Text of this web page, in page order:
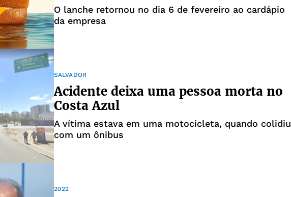
O lanche retornou no dia 6 de fevereiro ao cardápio
da empresa
SALVADOR
Acidente deixa uma pessoa morta no
Costa Azul
A vítima estava em uma motocicleta, quando colidiu
com um ônibus
2022